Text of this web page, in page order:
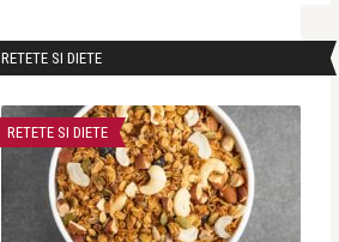
RETETE SI DIETE
RETETE SI DIETE